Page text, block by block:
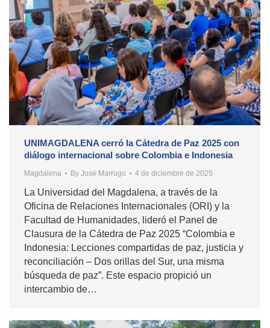
UNIMAGDALENA cerró la Cátedra de Paz 2025 con
diálogo internacional sobre Colombia e Indonesia
Magdalena By José Marrugo 4 de diciembre de 2025
La Universidad del Magdalena, a través de la
Oficina de Relaciones Internacionales (ORI) y la
Facultad de Humanidades, lideró el Panel de
Clausura de la Cátedra de Paz 2025 “Colombia e
Indonesia: Lecciones compartidas de paz, justicia y
reconciliación – Dos orillas del Sur, una misma
búsqueda de paz”. Este espacio propició un
intercambio de…